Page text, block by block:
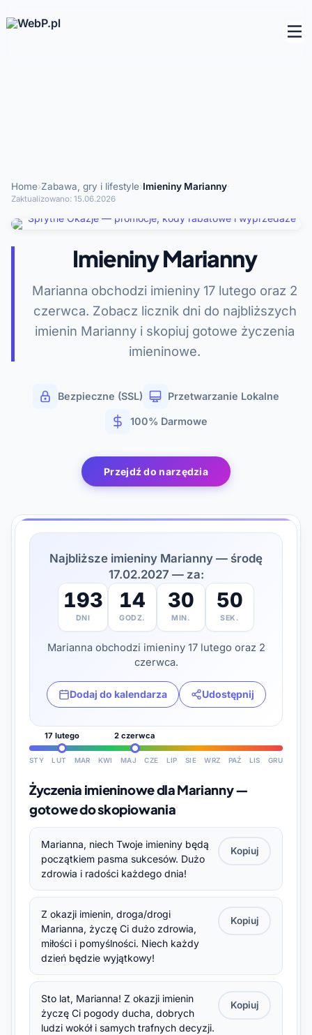
Home›Zabawa, gry i lifestyle›Imieniny Marianny·
Zaktualizowano: 15.06.2026
Imieniny Marianny
Marianna obchodzi imieniny 17 lutego oraz 2
czerwca. Zobacz licznik dni do najbliższych
imienin Marianny i skopiuj gotowe życzenia
imieninowe.
Bezpieczne (SSL) Przetwarzanie Lokalne
100% Darmowe
Przejdź do narzędzia
Najbliższe imieniny Marianny — środę
17.02.2027 — za:
193
DNI
14
GODZ.
30
MIN.
48
SEK.
Marianna obchodzi imieniny 17 lutego oraz 2
czerwca.
Dodaj do kalendarza Udostępnij
17 lutego 2 czerwca
STY LUT MAR KWI MAJ CZE LIP SIE WRZ PAŹ LIS GRU
Życzenia imieninowe dla Marianny —
gotowe do skopiowania
Marianna, niech Twoje imieniny będą
początkiem pasma sukcesów. Dużo
zdrowia i radości każdego dnia!
Kopiuj
Z okazji imienin, droga/drogi
Marianna, życzę Ci dużo zdrowia,
miłości i pomyślności. Niech każdy
dzień będzie wyjątkowy!
Kopiuj
Sto lat, Marianna! Z okazji imienin
życzę Ci pogody ducha, dobrych
ludzi wokół i samych trafnych decyzji.
Kopiuj